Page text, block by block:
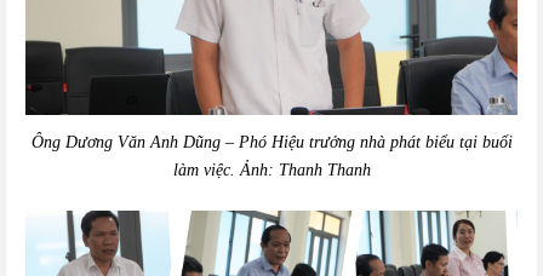
Ông Dương Văn Anh Dũng – Phó Hiệu trưởng nhà phát biểu tại buổi
làm việc. Ảnh: Thanh Thanh